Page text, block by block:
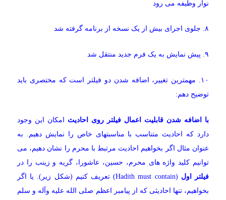
نوار وظیفه می رود
۸. جلوی اجرای بیش از یک نسخه از برنامه گرفته شد
۹. پیش نمایش به یک فرم جدید منتقل شد
۱۰. مهمترین تغییر، اضافه شدن دو فیلتر است که مختصری باید
توضیح دهم:
با اضافه شدن قابلیت اعمال فیلتر روی احادیث امکان این وجود
دارد که احادیث متناسب با مناسبتهای خاص را نمایش دهیم. به
عنوان مثال اگر بخواهیم احادیث مرتبط با محرم را نشان دهیم، می
توانیم کلید واژه های محرم، حسین، عاشورا، گریه و زینب را در
فیلتر اول
(Hadith must contain) تعریف کنیم (شکل زیر). یا اگر
بخواهیم، تنها احادیثی که از پیامبر اعظم صلی الله علیه وآله و سلم